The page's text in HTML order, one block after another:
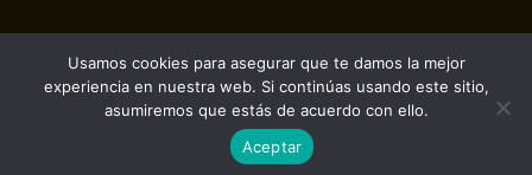
Todos los derechos reservados por Mundo Textil © 2026
Diseño y Desarrollo porCamaleón Interactivo S.A.S
Usamos cookies para asegurar que te damos la mejor
experiencia en nuestra web. Si continúas usando este sitio,
asumiremos que estás de acuerdo con ello.
Aceptar